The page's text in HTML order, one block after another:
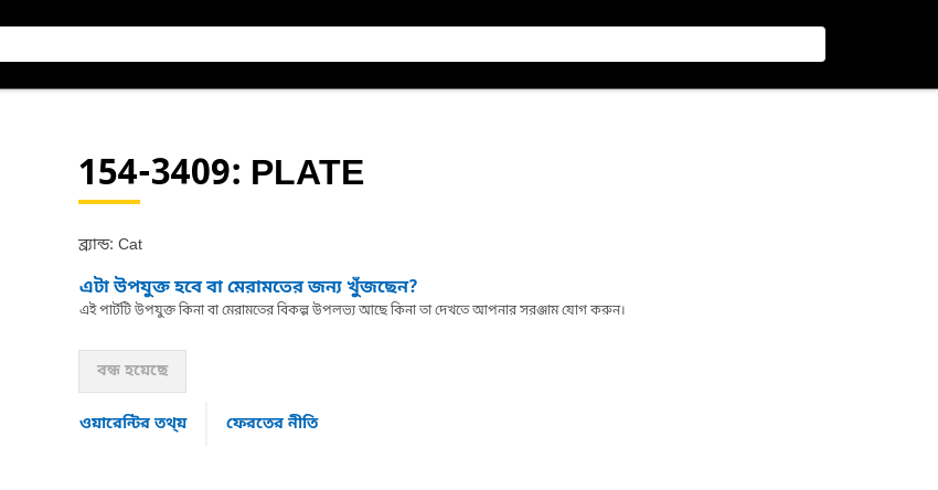
154-3409: PLATE
ব্র্যান্ড: Cat
এটা উপযুক্ত হবে বা মেরামতের জন্য খুঁজছেন?
এই পার্টটি উপযুক্ত কিনা বা মেরামতের বিকল্প উপলভ্য আছে কিনা তা দেখতে আপনার সরঞ্জাম যোগ করুন।
বন্ধ হয়েছে
ওয়ারেন্টির তথ্য় ফেরতের নীতি